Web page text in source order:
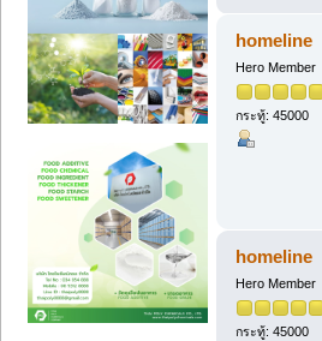
homeline
Hero Member
กระทู้: 45000
homeline
Hero Member
กระทู้: 45000